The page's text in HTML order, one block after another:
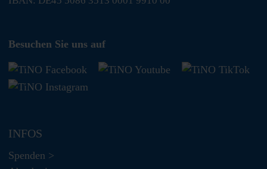
Besuchen Sie uns auf
INFOS
Spenden >